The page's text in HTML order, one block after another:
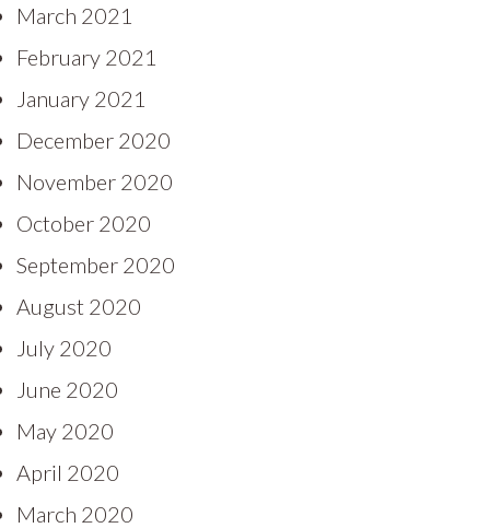
March 2021
February 2021
January 2021
December 2020
November 2020
October 2020
September 2020
August 2020
July 2020
June 2020
May 2020
April 2020
March 2020